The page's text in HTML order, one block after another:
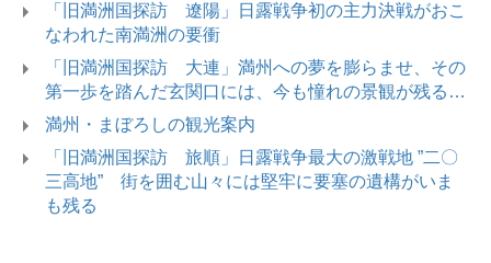
「旧満洲国探訪 遼陽」日露戦争初の主力決戦がおこ
なわれた南満洲の要衝
「旧満洲国探訪 大連」満州への夢を膨らませ、その
第一歩を踏んだ玄関口には、今も憧れの景観が残る…
満州・まぼろしの観光案内
「旧満洲国探訪 旅順」日露戦争最大の激戦地 ”二〇
三高地” 街を囲む山々には堅牢に要塞の遺構がいま
も残る